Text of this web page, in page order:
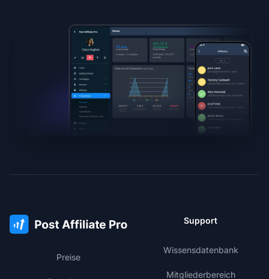
Preise
Support
Wissensdatenbank
Mitgliederbereich